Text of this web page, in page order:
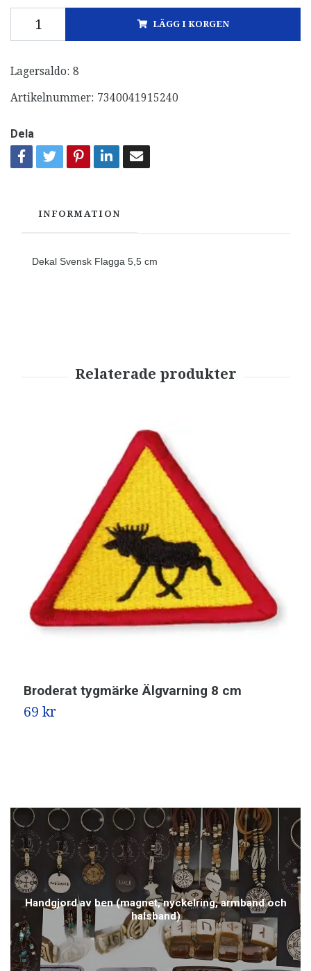
Handgjord av ben (magnet, nyckelring, armband och
halsband)
LÄGG I KORGEN
Lagersaldo: 8
Artikelnummer: 7340041915240
Dela
INFORMATION
Dekal Svensk Flagga 5,5 cm
Broderat tygmärke Älgvarning 8 cm
69 kr